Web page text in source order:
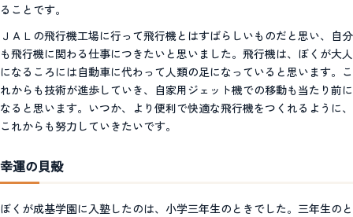
ることです。
ＪＡＬの飛行機工場に行って飛行機とはすばらしいものだと思い、自分
も飛行機に関わる仕事につきたいと思いました。飛行機は、ぼくが大人
になるころには自動車に代わって人類の足になっていると思います。こ
れからも技術が進歩していき、自家用ジェット機での移動も当たり前に
なると思います。いつか、より便利で快適な飛行機をつくれるように、
これからも努力していきたいです。
幸運の貝殻
ぼくが成基学園に入塾したのは、小学三年生のときでした。三年生のと